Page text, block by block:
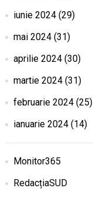
iunie 2024(29)
mai 2024(31)
aprilie 2024(30)
martie 2024(31)
februarie 2024(25)
ianuarie 2024(14)
Monitor365
RedacțiaSUD